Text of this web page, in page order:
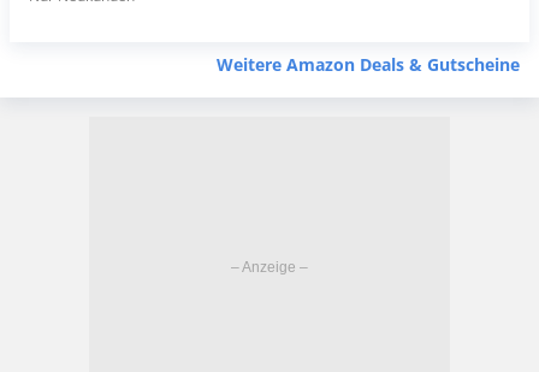
Weitere Amazon Deals & Gutscheine